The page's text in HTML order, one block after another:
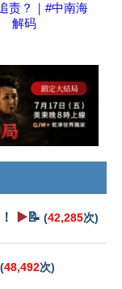
责？｜#中南海
解码
▶️📝 (42,285次)
(48,492次)